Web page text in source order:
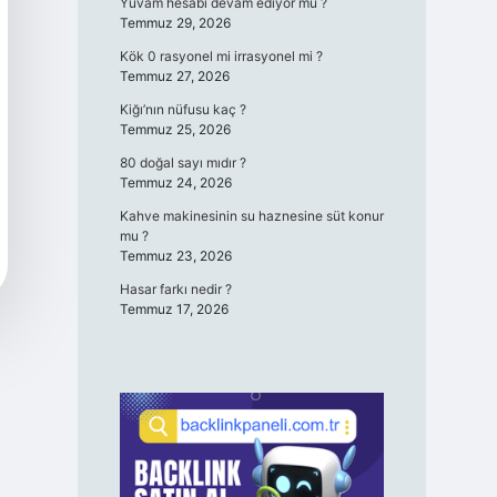
Temmuz 29, 2026
Kök 0 rasyonel mi irrasyonel mi ?
Temmuz 27, 2026
Kiğı’nın nüfusu kaç ?
Temmuz 25, 2026
80 doğal sayı mıdır ?
Temmuz 24, 2026
Kahve makinesinin su haznesine süt konur
mu ?
Temmuz 23, 2026
Hasar farkı nedir ?
Temmuz 17, 2026